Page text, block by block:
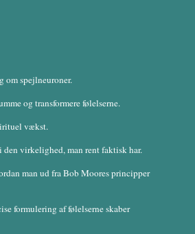
om spejlneuroner.
og transformere følelserne.
vækst.
virkelighed, man rent faktisk har.
man ud fra Bob Moores principper
formulering af følelserne skaber